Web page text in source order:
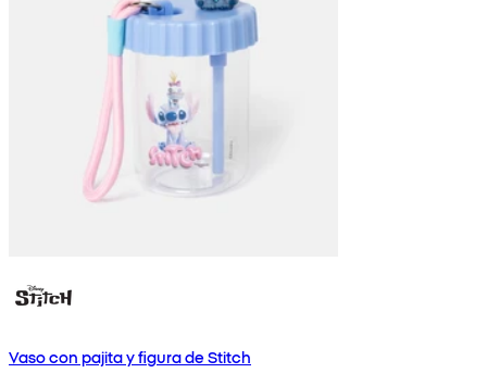
Vaso con pajita y figura de Stitch